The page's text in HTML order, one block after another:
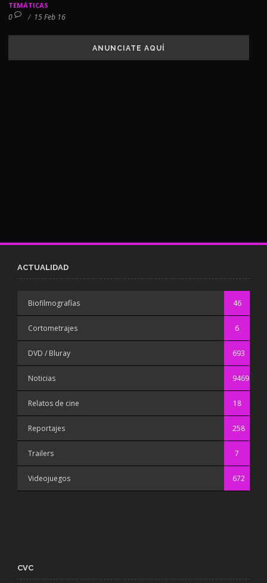
TEMÁTICAS
0 / 15 Feb 16
ANUNCIATE AQUÍ
ACTUALIDAD
Biofilmografías 46
Cortometrajes 6
DVD / Bluray 693
Noticias 9469
Relatos de cine 18
Reportajes 258
Trailers 7
Videojuegos 672
CVC